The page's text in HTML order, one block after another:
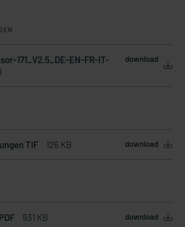
171_V2.5_DE-EN-FR-IT-
download
TIF 126 KB download
931 KB download